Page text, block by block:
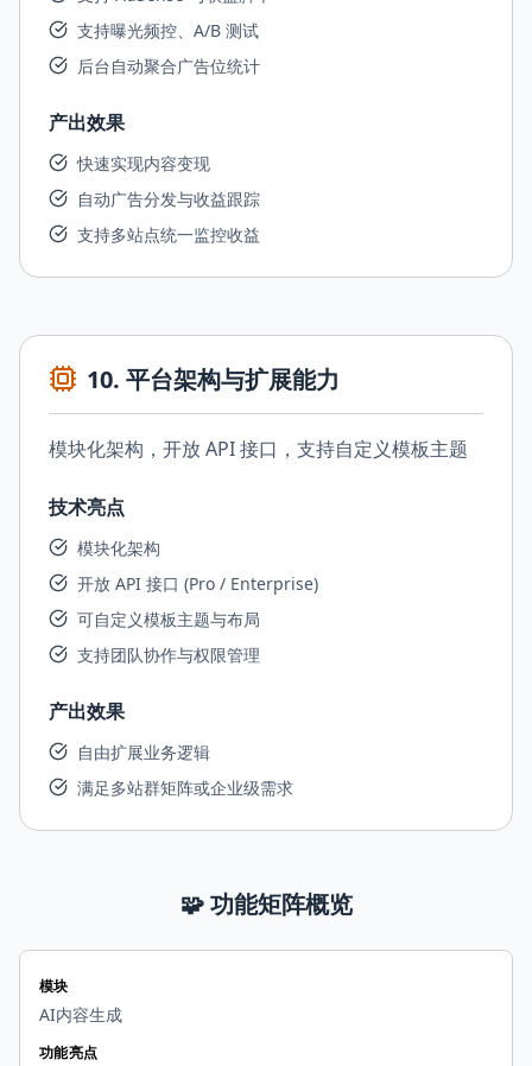
支持曝光频控、A/B 测试
后台自动聚合广告位统计
产出效果
快速实现内容变现
自动广告分发与收益跟踪
支持多站点统一监控收益
10. 平台架构与扩展能力
模块化架构，开放 API 接口，支持自定义模板主题
技术亮点
模块化架构
开放 API 接口 (Pro / Enterprise)
可自定义模板主题与布局
支持团队协作与权限管理
产出效果
自由扩展业务逻辑
满足多站群矩阵或企业级需求
🧩 功能矩阵概览
模块
AI内容生成
功能亮点